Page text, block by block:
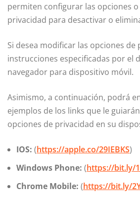
permiten configurar las opciones o
privacidad para desactivar o
Si desea modificar las opciones de
instrucciones especificadas por el
navegador para dispositivo móvil.
Asimismo, a continuación, podrá
ejemplos de los links que le
opciones de privacidad en su
IOS: (https://apple.co/29IEBKS)
Windows Phone: (https://bit.ly/
Chrome Mobile: (https://bit.ly/